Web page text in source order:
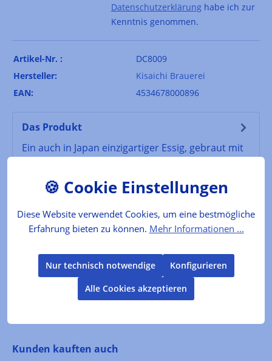
Datenschutzerklärunghabe ich zur
Kenntnis genommen.
Artikel-Nr. :
DC8009
Hersteller:
Kisaichi Brauerei
EAN:
4534678000896
Das Produkt
Ein auch in Japan einzigartiger Essig, gebraut mit
Lebensmittelkennzeichnung
Nashi BirnenessigZutaten: Nashi-BirnenSäure:
4,57%Mehr
Bewertungen
Produktgalerie überspringen
Kunden kauften auch
Diese Website verwendet Cookies, um eine bestmögliche
Erfahrung bieten zu können. Mehr Informationen ...
Nur technisch notwendige
Konfigurieren
Alle Cookies akzeptieren